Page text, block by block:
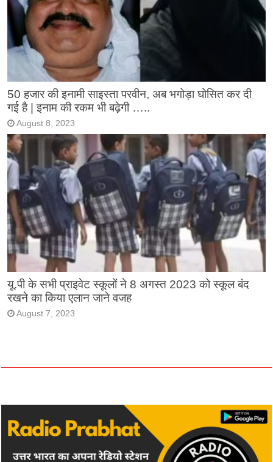
50 हजार की इनामी साइस्ता परवीन, अब भगोड़ा घोसित कर दी
गई है | इनाम की रकम भी बढ़ेगी …..
August 8, 2023
यू.पी के सभी प्राइवेट स्कूलों ने 8 अगस्त 2023 को स्कूल बंद
रखने का किया एलान जाने वजह
August 7, 2023